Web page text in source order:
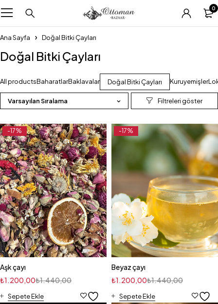
0
Ana Sayfa Doğal Bitki Çayları
Doğal Bitki Çayları
All productsBaharatlarBaklavalar Doğal Bitki Çayları Kuruyemişler
Varsayılan Sıralama
-17%
Aşk çayı
₺1.440,00
₺1.200,00
Sepete Ekle
-17%
Beyaz çayı
₺1.440,00
₺1.200,00
Sepete Ekle